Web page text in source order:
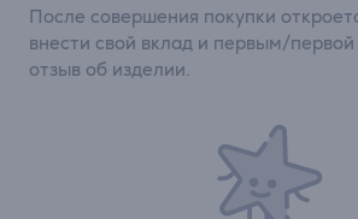
После совершения покупки
внести свой вклад и первым/первой
отзыв об изделии.